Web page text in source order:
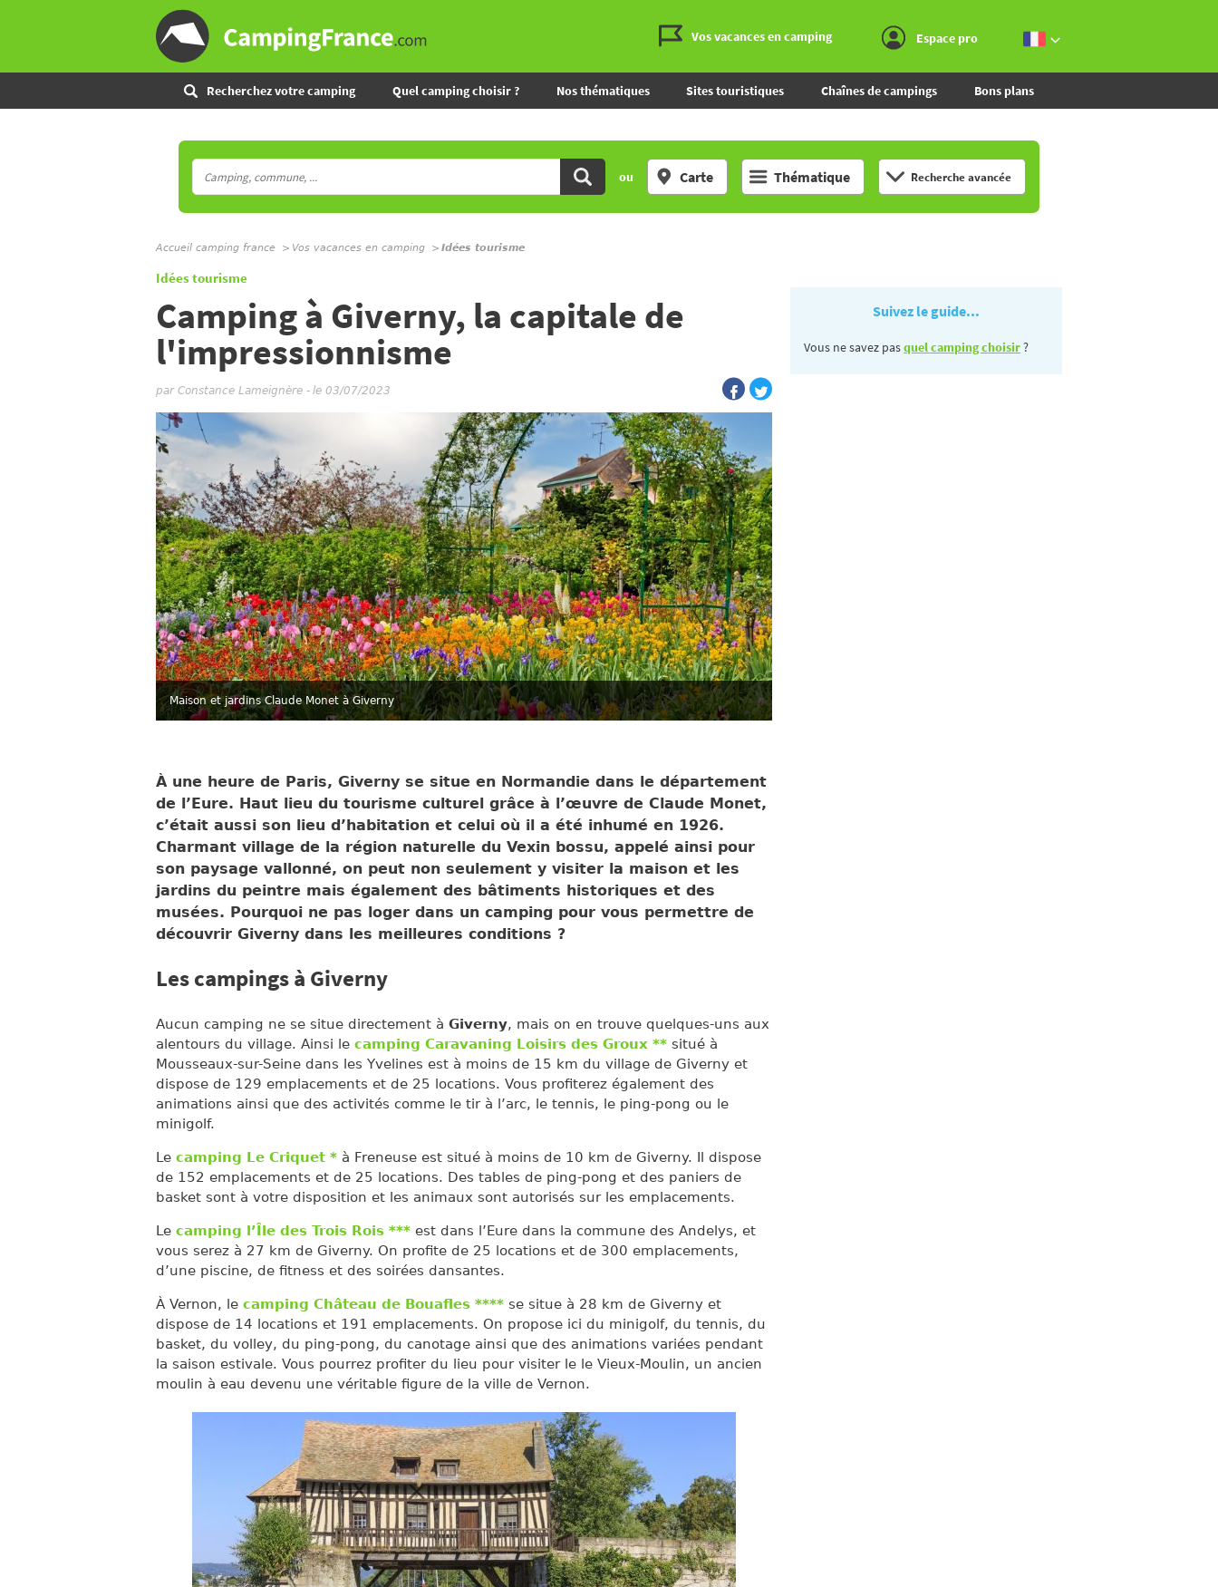
Vos vacances en camping Espace pro
Recherchez votre camping Quel camping choisir ? Nos thématiques Sites touristiques Chaînes de campings Bons plans
ou Carte Thématique Recherche avancée
Accueil camping france Vos vacances en camping Idées tourisme
Idées tourisme
Camping à Giverny, la capitale de
l'impressionnisme
par Constance Lameignère - le 03/07/2023
Maison et jardins Claude Monet à Giverny
À une heure de Paris, Giverny se situe en Normandie dans le département
de l’Eure. Haut lieu du tourisme culturel grâce à l’œuvre de Claude Monet,
c’était aussi son lieu d’habitation et celui où il a été inhumé en 1926.
Charmant village de la région naturelle du Vexin bossu, appelé ainsi pour
son paysage vallonné, on peut non seulement y visiter la maison et les
jardins du peintre mais également des bâtiments historiques et des
musées. Pourquoi ne pas loger dans un camping pour vous permettre de
découvrir Giverny dans les meilleures conditions ?
Les campings à Giverny
Aucun camping ne se situe directement à Giverny, mais on en trouve quelques-uns aux
alentours du village. Ainsi le camping Caravaning Loisirs des Groux ** situé à
Mousseaux-sur-Seine dans les Yvelines est à moins de 15 km du village de Giverny et
dispose de 129 emplacements et de 25 locations. Vous profiterez également des
animations ainsi que des activités comme le tir à l’arc, le tennis, le ping-pong ou le
minigolf.
Le camping Le Criquet * à Freneuse est situé à moins de 10 km de Giverny. Il dispose
de 152 emplacements et de 25 locations. Des tables de ping-pong et des paniers de
basket sont à votre disposition et les animaux sont autorisés sur les emplacements.
Le camping l’Île des Trois Rois *** est dans l’Eure dans la commune des Andelys, et
vous serez à 27 km de Giverny. On profite de 25 locations et de 300 emplacements,
d’une piscine, de fitness et des soirées dansantes.
À Vernon, le camping Château de Bouafles **** se situe à 28 km de Giverny et
dispose de 14 locations et 191 emplacements. On propose ici du minigolf, du tennis, du
basket, du volley, du ping-pong, du canotage ainsi que des animations variées pendant
la saison estivale. Vous pourrez profiter du lieu pour visiter le le Vieux-Moulin, un ancien
moulin à eau devenu une véritable figure de la ville de Vernon.
Suivez le guide...
Vous ne savez pasquel camping choisir?